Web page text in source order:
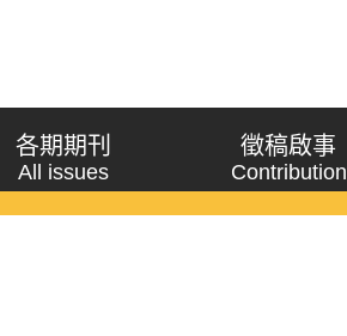
各期期刊
All issues
徵稿啟事
Contribution